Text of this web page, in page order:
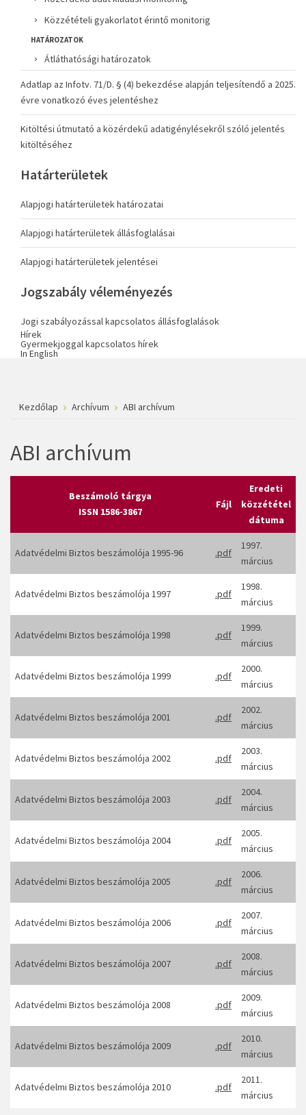
Közzétételi gyakorlatot érintő monitorig
HATÁROZATOK
Átláthatósági határozatok
Adatlap az Infotv. 71/D. § (4) bekezdése alapján teljesítendő a 2025.
évre vonatkozó éves jelentéshez
Kitöltési útmutató a közérdekű adatigénylésekről szóló jelentés
kitöltéséhez
Határterületek
Alapjogi határterületek határozatai
Alapjogi határterületek állásfoglalásai
Alapjogi határterületek jelentései
Jogszabály véleményezés
Jogi szabályozással kapcsolatos állásfoglalások
Hírek
Gyermekjoggal kapcsolatos hírek
In English
Kezdőlap Archívum ABI archívum
ABI archívum
Beszámoló tárgya
ISSN 1586-3867
Fájl
Eredeti
közzététel
dátuma
Adatvédelmi Biztos beszámolója 1995-96 .pdf
1997.
március
Adatvédelmi Biztos beszámolója 1997 .pdf
1998.
március
Adatvédelmi Biztos beszámolója 1998 .pdf
1999.
március
Adatvédelmi Biztos beszámolója 1999 .pdf
2000.
március
Adatvédelmi Biztos beszámolója 2001 .pdf
2002.
március
Adatvédelmi Biztos beszámolója 2002 .pdf
2003.
március
Adatvédelmi Biztos beszámolója 2003 .pdf
2004.
március
Adatvédelmi Biztos beszámolója 2004 .pdf
2005.
március
Adatvédelmi Biztos beszámolója 2005 .pdf
2006.
március
Adatvédelmi Biztos beszámolója 2006 .pdf
2007.
március
Adatvédelmi Biztos beszámolója 2007 .pdf
2008.
március
Adatvédelmi Biztos beszámolója 2008 .pdf
2009.
március
Adatvédelmi Biztos beszámolója 2009 .pdf
2010.
március
Adatvédelmi Biztos beszámolója 2010 .pdf
2011.
március